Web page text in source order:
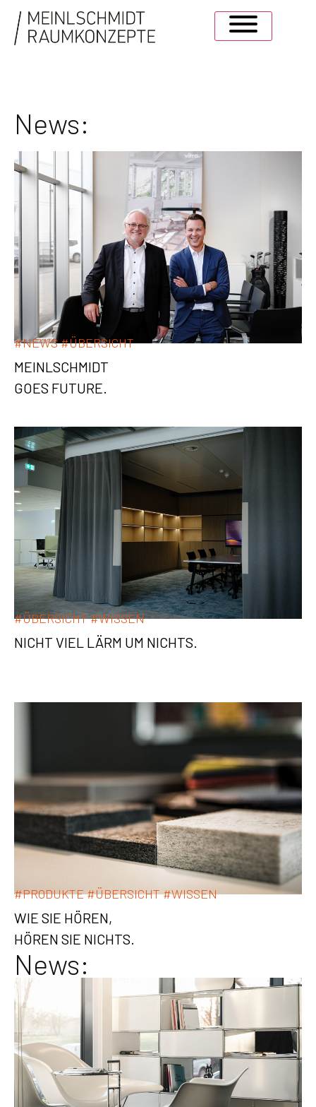
News:
#NEWS#ÜBERSICHT
MEINLSCHMIDT
GOES FUTURE.
#ÜBERSICHT#WISSEN
NICHT VIEL LÄRM UM NICHTS.
#PRODUKTE#ÜBERSICHT#WISSEN
WIE SIE HÖREN,
HÖREN SIE NICHTS.
News: